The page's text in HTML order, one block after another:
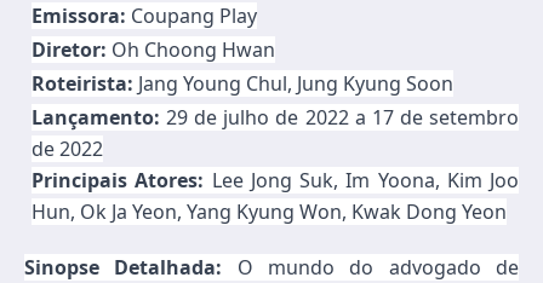
Emissora: Coupang Play
Diretor: Oh Choong Hwan
Roteirista: Jang Young Chul, Jung Kyung Soon
Lançamento: 29 de julho de 2022 a 17 de setembro
de 2022
Principais Atores: Lee Jong Suk, Im Yoona, Kim Joo
Hun, Ok Ja Yeon, Yang Kyung Won, Kwak Dong Yeon
Sinopse Detalhada: O mundo do advogado de